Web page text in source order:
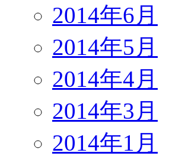
2014年6月
2014年5月
2014年4月
2014年3月
2014年1月